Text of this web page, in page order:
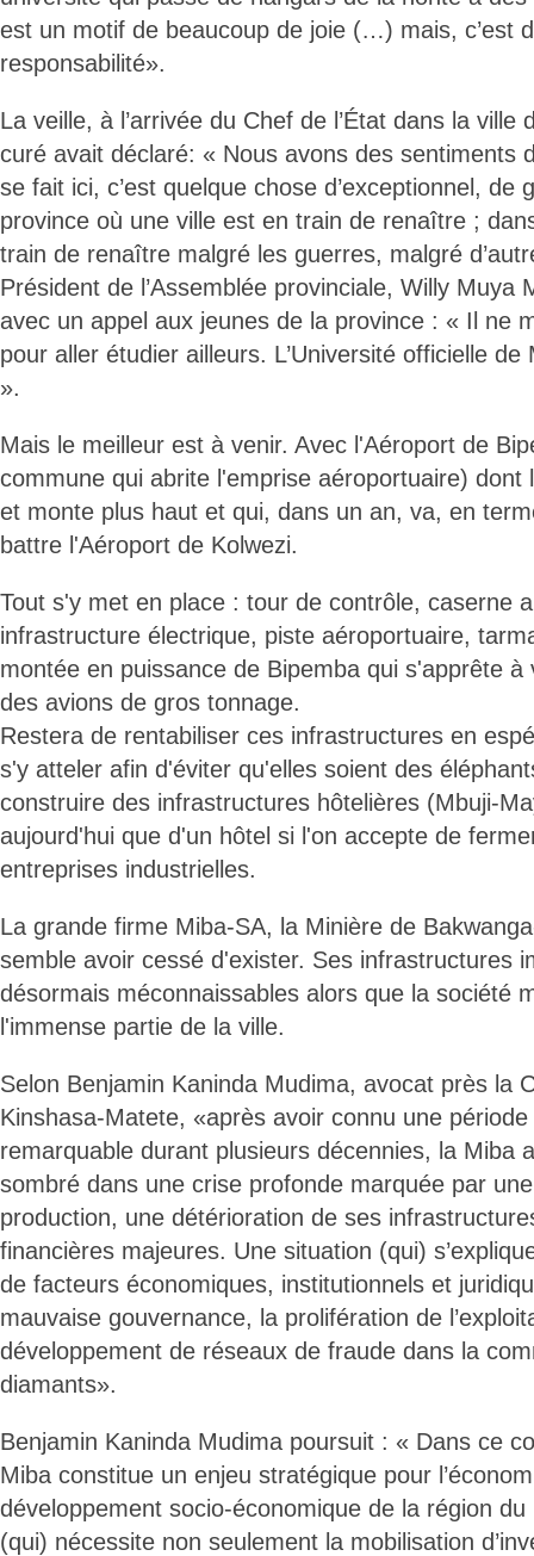
est un motif de beaucoup de joie (…) mais, c’est
responsabilité».
La veille, à l’arrivée du Chef de l’État dans la ville
curé avait déclaré: « Nous avons des sentiments
se fait ici, c’est quelque chose d’exceptionnel, de
province où une ville est en train de renaître ;
train de renaître malgré les guerres, malgré
Président de l’Assemblée provinciale, Willy Muya
avec un appel aux jeunes de la province : « Il ne
pour aller étudier ailleurs. L’Université officielle
».
Mais le meilleur est à venir. Avec l'Aéroport de
commune qui abrite l'emprise aéroportuaire) dont
et monte plus haut et qui, dans un an, va, en
battre l'Aéroport de Kolwezi.
Tout s'y met en place : tour de contrôle, caserne
infrastructure électrique, piste aéroportuaire,
montée en puissance de Bipemba qui s'apprête
des avions de gros tonnage.
Restera de rentabiliser ces infrastructures en
s'y atteler afin d'éviter qu'elles soient des
construire des infrastructures hôtelières (Mbuji-
aujourd'hui que d'un hôtel si l'on accepte de
entreprises industrielles.
La grande firme Miba-SA, la Minière de
semble avoir cessé d'exister. Ses infrastructures
désormais méconnaissables alors que la société
l'immense partie de la ville.
Selon Benjamin Kaninda Mudima, avocat près la
Kinshasa-Matete, «après avoir connu une
remarquable durant plusieurs décennies, la Miba
sombré dans une crise profonde marquée par
production, une détérioration de ses
financières majeures. Une situation (qui)
de facteurs économiques, institutionnels et
mauvaise gouvernance, la prolifération de
développement de réseaux de fraude dans la
diamants».
Benjamin Kaninda Mudima poursuit : « Dans ce
Miba constitue un enjeu stratégique pour
développement socio-économique de la région
(qui) nécessite non seulement la mobilisation